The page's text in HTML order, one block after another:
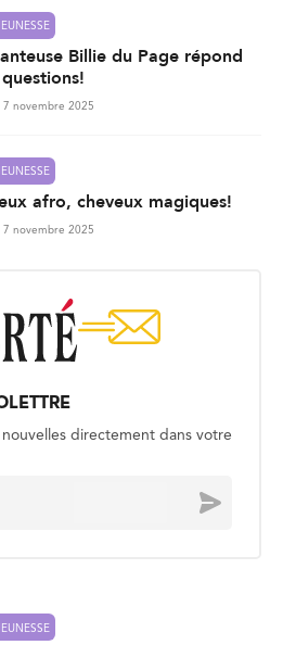
Billie du Page répond
7 novembre 2025
afro, cheveux magiques!
7 novembre 2025
nouvelles directement dans votre
Envoyer